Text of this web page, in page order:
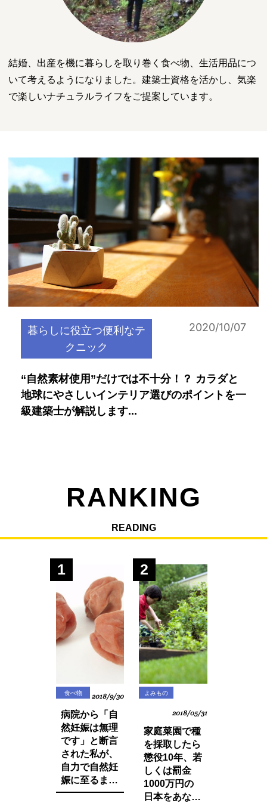
結婚、出産を機に暮らしを取り巻く食べ物、生活用品につ
いて考えるようになりました。建築士資格を活かし、気楽
で楽しいナチュラルライフをご提案しています。
暮らしに役立つ便利なテ
クニック
2020/10/07
“自然素材使用”だけでは不十分！？ カラダと
地球にやさしいインテリア選びのポイントを一
級建築士が解説します...
RANKING
READING
1
食べ物 2018/9/30
病院から「自
然妊娠は無理
です」と断言
された私が、
自力で自然妊
娠に至るまで
に実践した生
2
よみもの
2018/05/31
家庭菜園で種
を採取したら
懲役10年、若
しくは罰金
1000万円の
日本をあなた